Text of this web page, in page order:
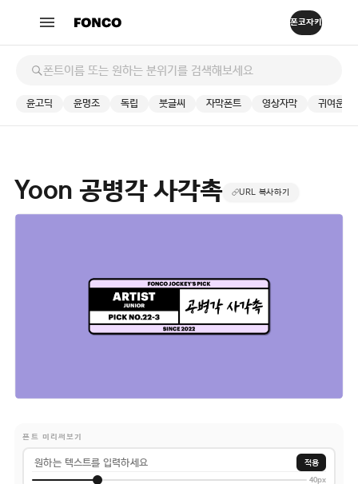
윤고딕 윤명조 독립 붓글씨 자막폰트 영상자막 귀여운
Yoon 공병각 사각촉 URL 복사하기
폰트 미리써보기
적용
40px